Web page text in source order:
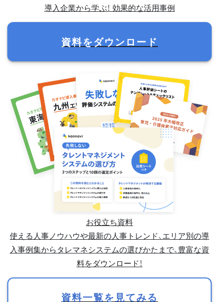
導入企業から学ぶ！ 効果的な活用事例
資料をダウンロード
お役立ち資料
使える人事ノウハウや最新の人事トレンド、エリア別の導
入事例集からタレマネシステムの選びかたまで、豊富な資
料をダウンロード！
資料一覧を見てみる